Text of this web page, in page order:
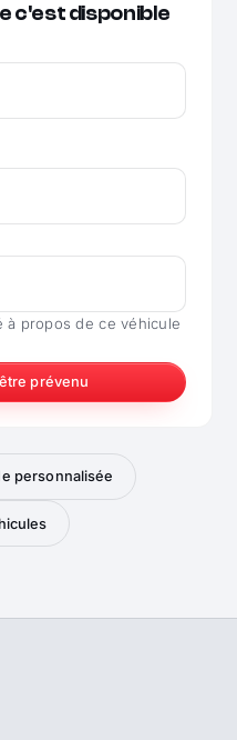
c'est disponible
propos de ce véhicule
prévenu
personnalisée